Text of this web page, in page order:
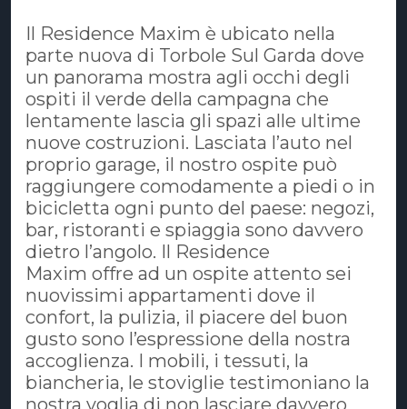
Il Residence Maxim è ubicato nella
parte nuova di Torbole Sul Garda dove
un panorama mostra agli occhi degli
ospiti il verde della campagna che
lentamente lascia gli spazi alle ultime
nuove costruzioni. Lasciata l’auto nel
proprio garage, il nostro ospite può
raggiungere comodamente a piedi o in
bicicletta ogni punto del paese: negozi,
bar, ristoranti e spiaggia sono davvero
dietro l’angolo. Il Residence
Maxim offre ad un ospite attento sei
nuovissimi appartamenti dove il
confort, la pulizia, il piacere del buon
gusto sono l’espressione della nostra
accoglienza. I mobili, i tessuti, la
biancheria, le stoviglie testimoniano la
nostra voglia di non lasciare davvero